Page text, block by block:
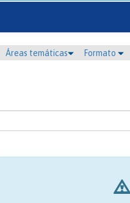
Áreas temáticas Formato